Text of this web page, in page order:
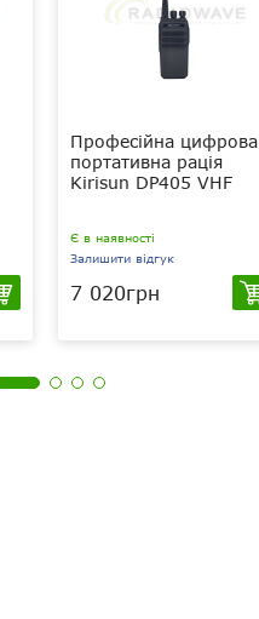
Професійна цифрова
портативна рація
Kirisun DP405 VHF
Є в наявності
Залишити відгук
7 020грн